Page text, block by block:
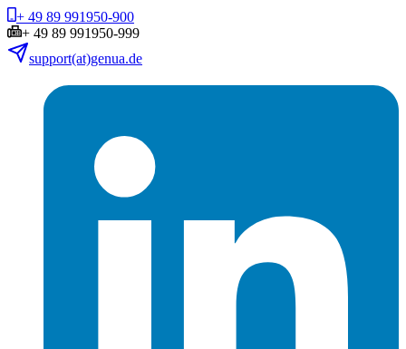
+ 49 89 991950-900
+ 49 89 991950-999
support(at)genua.de